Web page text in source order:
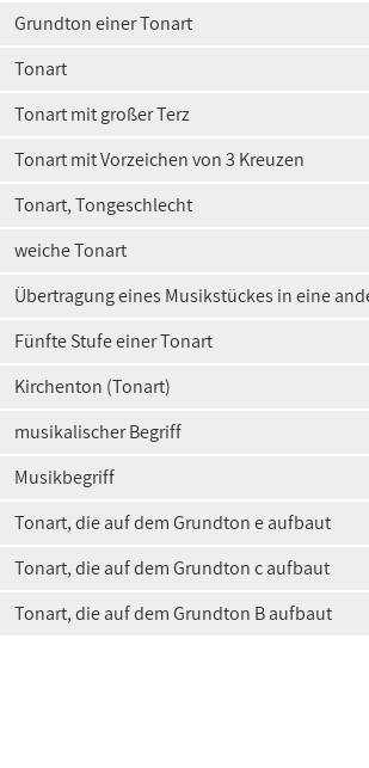
Grundton einer Tonart
Tonart
Tonart mit großer Terz
Tonart mit Vorzeichen von 3 Kreuzen
Tonart, Tongeschlecht
weiche Tonart
Übertragung eines Musikstückes in eine
Fünfte Stufe einer Tonart
Kirchenton (Tonart)
musikalischer Begriff
Musikbegriff
Tonart, die auf dem Grundton e aufbaut
Tonart, die auf dem Grundton c aufbaut
Tonart, die auf dem Grundton B aufbaut